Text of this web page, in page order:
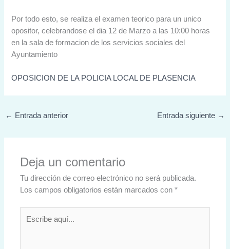
Por todo esto, se realiza el examen teorico para un unico
opositor, celebrandose el dia 12 de Marzo a las 10:00 horas
en la sala de formacion de los servicios sociales del
Ayuntamiento
OPOSICION DE LA POLICIA LOCAL DE PLASENCIA
← Entrada anterior Entrada siguiente →
Deja un comentario
Tu dirección de correo electrónico no será publicada.
Los campos obligatorios están marcados con*
aquí...